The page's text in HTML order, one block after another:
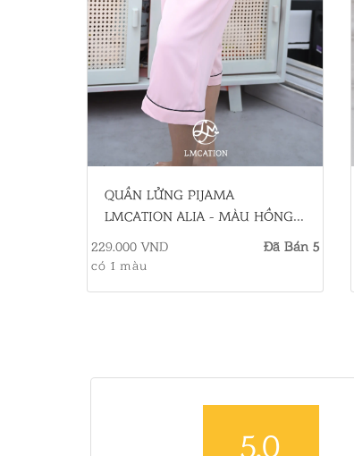
QUẦN LỬNG PIJAMA
LMCATION ALIA - MÀU HỒNG
229.000 VND
có 1 màu
Đã Bán 5
5.0